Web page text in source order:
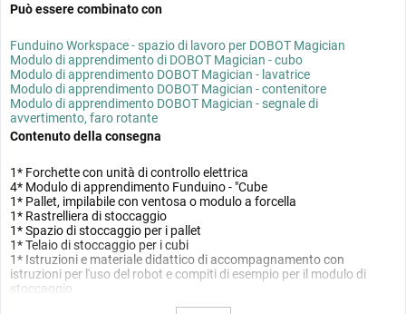
Può essere combinato con
Funduino Workspace - spazio di lavoro per DOBOT Magician
Modulo di apprendimento di DOBOT Magician - cubo
Modulo di apprendimento DOBOT Magician - lavatrice
Modulo di apprendimento DOBOT Magician - contenitore
Modulo di apprendimento DOBOT Magician - segnale di
avvertimento, faro rotante
Contenuto della consegna
1* Forchette con unità di controllo elettrica
4* Modulo di apprendimento Funduino - "Cube
1* Pallet, impilabile con ventosa o modulo a forcella
1* Rastrelliera di stoccaggio
1* Spazio di stoccaggio per i pallet
1* Telaio di stoccaggio per i cubi
1* Istruzioni e materiale didattico di accompagnamento con
istruzioni per l'uso del robot e compiti di esempio per il modulo di
stoccaggio